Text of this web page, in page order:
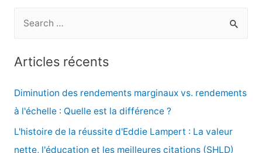
e
r
c
Articles récents
Diminution des rendements marginaux vs. rendements
à l'échelle : Quelle est la différence ?
L'histoire de la réussite d'Eddie Lampert : La valeur
nette, l'éducation et les meilleures citations (SHLD)